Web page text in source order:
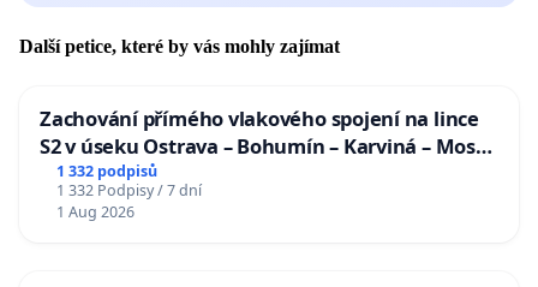
Další petice, které by vás mohly zajímat
Zachování přímého vlakového spojení na lince
S2 v úseku Ostrava – Bohumín – Karviná – Mosty
u Jablunkova
1 332 podpisů
1 332 Podpisy / 7 dní
1 Aug 2026